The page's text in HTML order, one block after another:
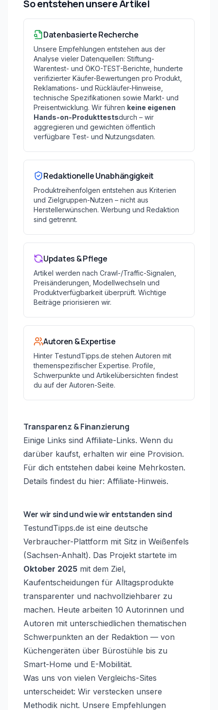
So entstehen unsere Artikel
Datenbasierte Recherche
Unsere Empfehlungen entstehen aus der
Analyse vieler Datenquellen: Stiftung-
Warentest- und ÖKO-TEST-Berichte, hunderte
verifizierter Käufer-Bewertungen pro Produkt,
Reklamations- und Rückläufer-Hinweise,
technische Spezifikationen sowie Markt- und
Preisentwicklung. Wir führen keine eigenen
Hands-on-Produkttestsdurch – wir
aggregieren und gewichten öffentlich
verfügbare Test- und Nutzungsdaten.
Redaktionelle Unabhängigkeit
Produktreihenfolgen entstehen aus Kriterien
und Zielgruppen-Nutzen – nicht aus
Herstellerwünschen. Werbung und Redaktion
sind getrennt.
Updates & Pflege
Artikel werden nach Crawl-/Traffic-Signalen,
Preisänderungen, Modellwechseln und
Produktverfügbarkeit überprüft. Wichtige
Beiträge priorisieren wir.
Autoren & Expertise
Hinter TestundTipps.de stehen Autoren mit
themenspezifischer Expertise. Profile,
Schwerpunkte und Artikelübersichten findest
du auf der Autoren-Seite.
Transparenz & Finanzierung
Einige Links sind Affiliate-Links. Wenn du
darüber kaufst, erhalten wir eine Provision.
Für dich entstehen dabei keine Mehrkosten.
Details findest du hier: Affiliate-Hinweis.
Wer wir sind und wie wir entstanden sind
TestundTipps.de ist eine deutsche
Verbraucher-Plattform mit Sitz in Weißenfels
(Sachsen-Anhalt). Das Projekt startete im
Oktober 2025 mit dem Ziel,
Kaufentscheidungen für Alltagsprodukte
transparenter und nachvollziehbarer zu
machen. Heute arbeiten 10 Autorinnen und
Autoren mit unterschiedlichen thematischen
Schwerpunkten an der Redaktion — von
Küchengeräten über Bürostühle bis zu
Smart-Home und E-Mobilität.
Was uns von vielen Vergleichs-Sites
unterscheidet: Wir verstecken unsere
Methodik nicht. Unsere Empfehlungen